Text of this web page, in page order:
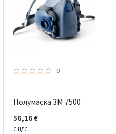
0
Полумаска 3M 7500
56,16 €
С НДС